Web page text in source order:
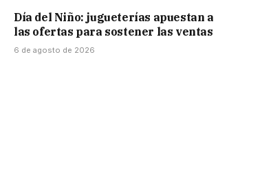
Día del Niño: jugueterías apuestan a
las ofertas para sostener las ventas
6 de agosto de 2026